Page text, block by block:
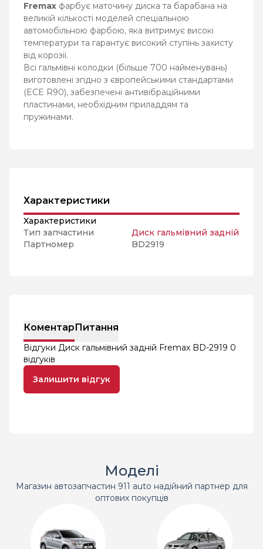
Fremax фарбує маточину диска та барабана на
великій кількості моделей спеціальною
автомобільною фарбою, яка витримує високі
температури та гарантує високий ступінь захисту
від корозії.
Всі гальмівні колодки (більше 700 найменувань)
виготовлені згідно з європейськими стандартами
(ECE R90), забезпечені антивібраційними
пластинами, необхідним приладдям та
пружинами.
Характеристики
Характеристики
Тип запчастини
Диск гальмівний задній
Партномер
BD2919
КоментарПитання
Відгуки Диск гальмівний задній Fremax BD-2919 0
відгуків
Залишити відгук
Моделі
Магазин автозапчастин 911 auto надійний партнер для
оптових покупців